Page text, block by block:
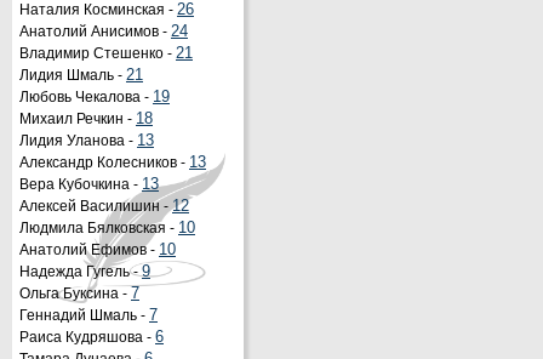
Наталия Косминская - 26
Анатолий Анисимов - 24
Владимир Стешенко - 21
Лидия Шмаль - 21
Любовь Чекалова - 19
Михаил Речкин - 18
Лидия Уланова - 13
Александр Колесников - 13
Вера Кубочкина - 13
Алексей Василишин -12
Людмила Бялковская - 10
Анатолий Ефимов - 10
Надежда Гугель -9
Ольга Буксина - 7
Геннадий Шмаль - 7
Раиса Кудряшова - 6